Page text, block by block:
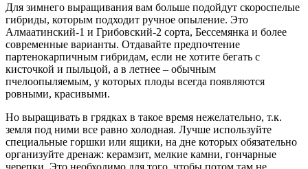
Для зимнего выращивания вам больше подойдут скороспелые
гибриды, которым подходит ручное опыление. Это
Алмаатинский-1 и Грибовский-2 сорта, Бессемянка и более
современные варианты. Отдавайте предпочтение
партенокарпичным гибридам, если не хотите бегать с
кисточкой и пыльцой, а в летнее – обычным
пчелоопыляемым, у которых плоды всегда появляются
ровными, красивыми.
Но выращивать в грядках в такое время нежелательно, т.к.
земля под ними все равно холодная. Лучше используйте
специальные горшки или ящики, на дне которых обязательно
организуйте дренаж: керамзит, мелкие камни, гончарные
черепки. Это необходимо для того, чтобы потом там не